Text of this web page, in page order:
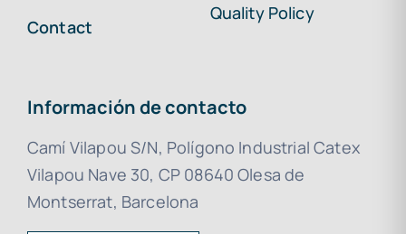
Contact
Quality Policy
Información de contacto
Camí Vilapou S/N, Polígono Industrial Catex
Vilapou Nave 30, CP 08640 Olesa de
Montserrat, Barcelona